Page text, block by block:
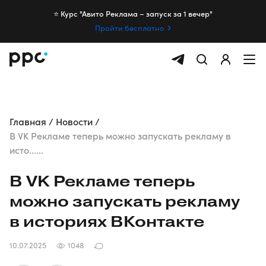
⭐️ Курс "Авито Реклама – запуск за 1 вечер"
Пройти бесплатно
Главная
Новости
В VK Рекламе теперь можно запускать рекламу в
исто......
В VK Рекламе теперь
можно запускать рекламу
в историях ВКонтакте
10.07.2025 1048